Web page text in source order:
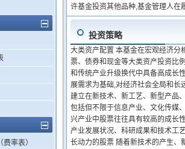
率表）
许基金投资其他品种,基金管理人在
投资策略
大类资产配置 本基金在宏观经济分
票、债券和现金等大类资产投资比
和传统产业升级换代中具备高成长
展需求为基础,对经济社会全局和长
建立在新技术、新工艺、新型产品
包括但不限于信息产业、文化传媒
兴产业中股票往往具有较高的成长
产业发展状况、科研成果和技术工
长动力的股票 随着新技术的产生、